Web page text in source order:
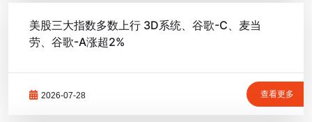
美股三大指数多数上行 3D系统、谷歌-C、麦当
劳、谷歌-A涨超2%
2026-07-28 查看更多